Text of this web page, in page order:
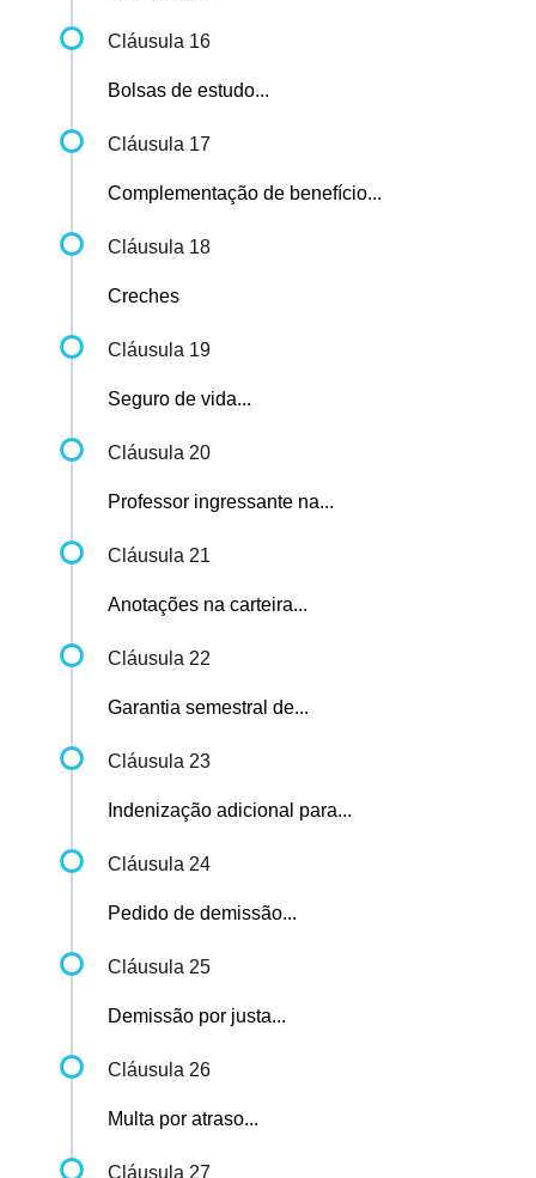
Cláusula 16
Bolsas de estudo...
Cláusula 17
Complementação de benefício...
Cláusula 18
Creches
Cláusula 19
Seguro de vida...
Cláusula 20
Professor ingressante na...
Cláusula 21
Anotações na carteira...
Cláusula 22
Garantia semestral de...
Cláusula 23
Indenização adicional para...
Cláusula 24
Pedido de demissão...
Cláusula 25
Demissão por justa...
Cláusula 26
Multa por atraso...
Cláusula 27